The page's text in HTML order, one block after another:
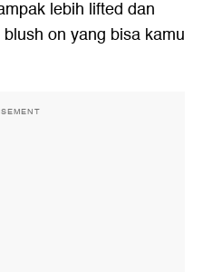
lebih lifted dan
on yang bisa kamu